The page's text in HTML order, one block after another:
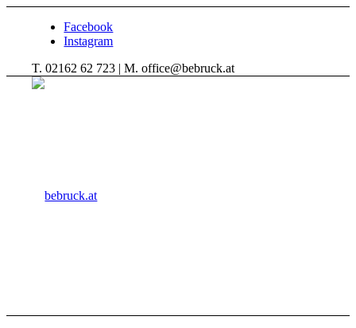
Facebook
Instagram
T. 02162 62 723 | M. office@bebruck.at